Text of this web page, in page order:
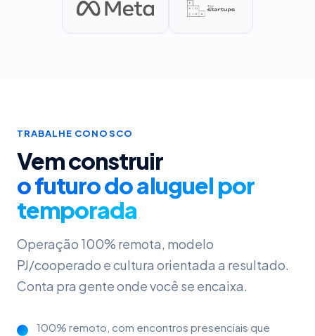
TRABALHE CONOSCO
Vem construir
o futuro do aluguel por
temporada
Operação 100% remota, modelo
PJ/cooperado e cultura orientada a resultado.
Conta pra gente onde você se encaixa.
100% remoto, com encontros presenciais que